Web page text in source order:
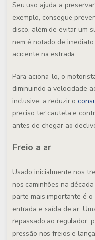
Seu uso ajuda a
exemplo, consegue
disco, além de evitar um
nem é notado de
acidente na estrada.
Para aciona-lo, o
diminuindo a velocidade
inclusive, a reduzir o
preciso ter cautela e
antes de chegar ao
Freio a ar
Usado inicialmente nos
nos caminhões na
parte mais importante é
entrada e saída de ar.
repassado ao regulador,
pressão nos freios e